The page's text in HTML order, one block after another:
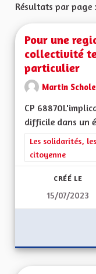
Résultats par page :
Pour une
collectivité
particulier
Martin
CP
difficile dans un
Filtrer les
Les solidarités,
citoyenne
CRÉÉ LE
15/07/2023